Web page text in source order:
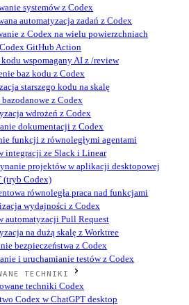
systemów z Codex
automatyzacja zadań z Codex
z Codex na wielu powierzchniach
GitHub Action
kodu wspomagany AI z /review
baz kodu z Codex
starszego kodu na skalę
bazodanowe z Codex
wdrożeń z Codex
dokumentacji z Codex
funkcji z równoległymi agentami
integracji ze Slack i Linear
projektów w aplikacji desktopowej
(tryb Codex)
równoległa praca nad funkcjami
wydajności z Codex
automatyzacji Pull Request
na dużą skalę z Worktree
bezpieczeństwa z Codex
i uruchamianie testów z Codex
TECHNIKI
techniki Codex
Codex w ChatGPT desktop